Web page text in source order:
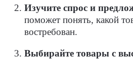
Изучите спрос и
поможет понять, какой
востребован.
Выбирайте товары с